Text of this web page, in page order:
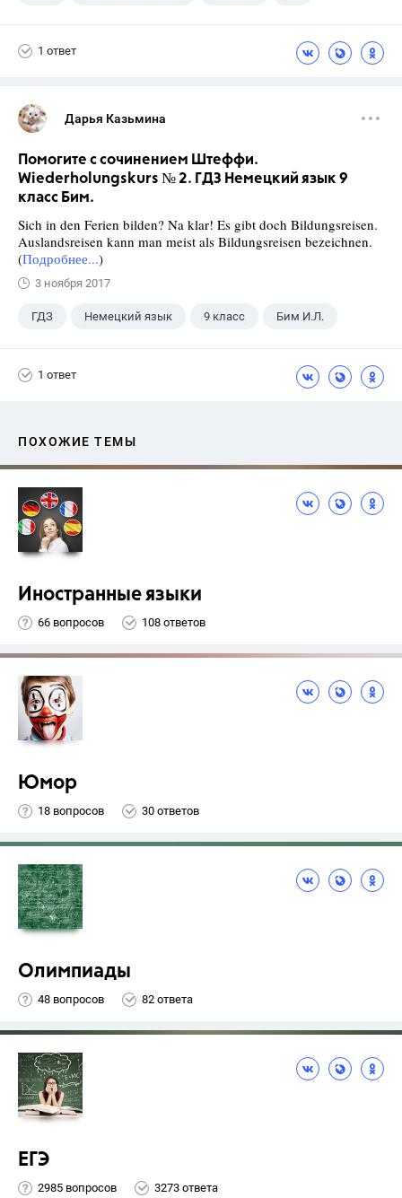
1 ответ
Дарья Казьмина
Помогите с сочинением Штеффи.
Wiederholungskurs № 2. ГДЗ Немецкий язык 9
класс Бим.
Sich in den Ferien bilden? Na klar! Es gibt doch Bildungsreisen.
Auslandsreisen kann man meist als Bildungsreisen bezeichnen.
(Подробнее...)
3 ноября 2017
ГДЗ Немецкий язык 9 класс Бим И.Л.
1 ответ
ПОХОЖИЕ ТЕМЫ
Иностранные языки
66 вопросов 108 ответов
Юмор
18 вопросов 30 ответов
Олимпиады
48 вопросов 82 ответа
ЕГЭ
2985 вопросов 3273 ответа